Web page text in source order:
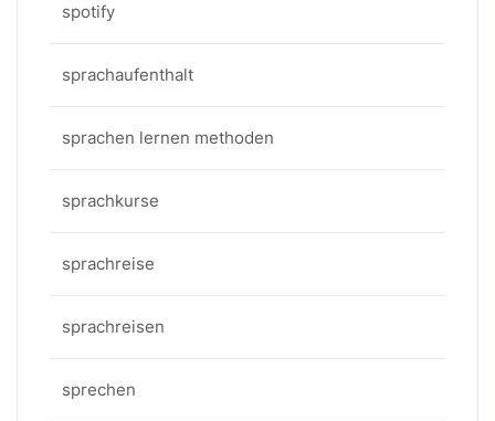
spotify
sprachaufenthalt
sprachen lernen methoden
sprachkurse
sprachreise
sprachreisen
sprechen